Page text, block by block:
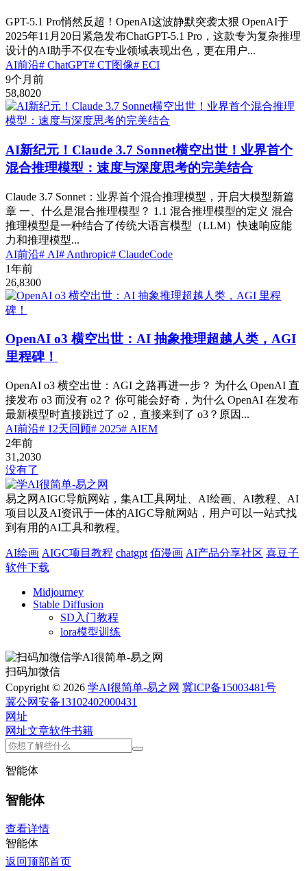
GPT-5.1 Pro悄然反超！OpenAI这波静默突袭太狠 OpenAI于
2025年11月20日紧急发布ChatGPT-5.1 Pro，这款专为复杂推理
设计的AI助手不仅在专业领域表现出色，更在用户...
AI前沿# ChatGPT# CT图像# ECI
9个月前
58,8020
AI新纪元！Claude 3.7 Sonnet横空出世！业界首个
混合推理模型：速度与深度思考的完美结合
Claude 3.7 Sonnet：业界首个混合推理模型，开启大模型新篇
章 一、什么是混合推理模型？ 1.1 混合推理模型的定义 混合
推理模型是一种结合了传统大语言模型（LLM）快速响应能
力和推理模型...
AI前沿# AI# Anthropic# ClaudeCode
1年前
26,8300
OpenAI o3 横空出世：AI 抽象推理超越人类，AGI
里程碑！
OpenAI o3 横空出世：AGI 之路再进一步？ 为什么 OpenAI 直
接发布 o3 而没有 o2？ 你可能会好奇，为什么 OpenAI 在发布
最新模型时直接跳过了 o2，直接来到了 o3？原因...
AI前沿# 12天回顾# 2025# AIEM
2年前
31,2030
没有了
易之网AIGC导航网站，集AI工具网址、AI绘画、AI教程、AI
项目以及AI资讯于一体的AIGC导航网站，用户可以一站式找
到有用的AI工具和教程。
AI绘画 AIGC项目教程 chatgpt 佰漫画 AI产品分享社区 喜豆子
软件下载
Midjourney
Stable Diffusion
SD入门教程
lora模型训练
扫码加微信
Copyright © 2026 学AI很简单-易之网 冀ICP备15003481号
冀公网安备13102402000431
网址
网址文章软件书籍
智能体
智能体
查看详情
智能体
返回顶部首页